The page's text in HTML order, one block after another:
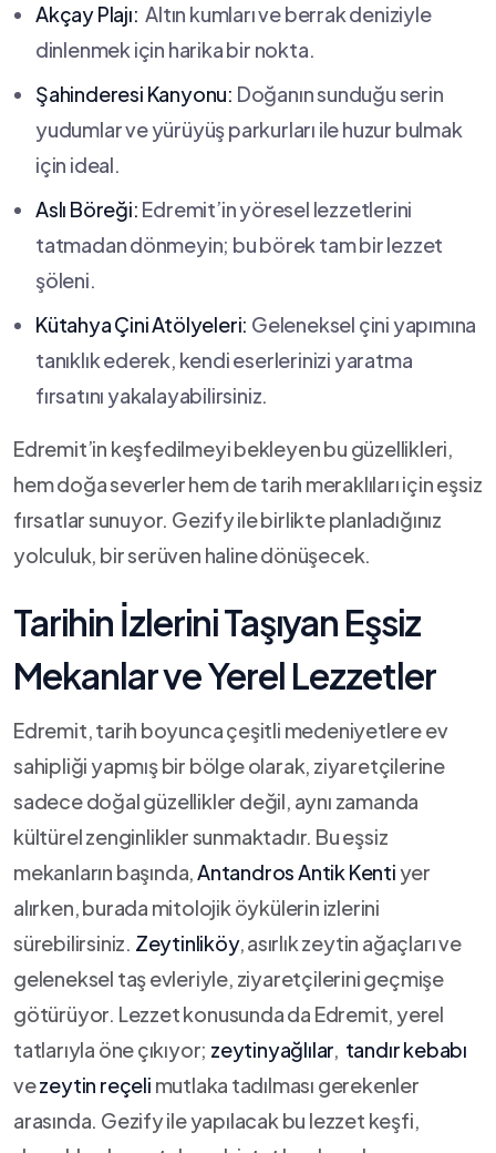
Akçay Plajı: ‌ Altın kumları ve berrak deniziyle
⁤dinlenmek için harika bir nokta.
Şahinderesi Kanyonu: Doğanın sunduğu serin
yudumlar ve yürüyüş parkurları ile huzur bulmak ​
için ideal.
Aslı Böreği: Edremit’in‍ yöresel lezzetlerini
tatmadan ⁤dönmeyin; bu⁣ börek tam bir lezzet‍
şöleni.
Kütahya Çini Atölyeleri: Geleneksel çini yapımına
tanıklık ederek, kendi‌ eserlerinizi yaratma
fırsatını yakalayabilirsiniz.
Edremit’in keşfedilmeyi ⁢bekleyen bu güzellikleri,
hem doğa severler hem de tarih meraklıları için eşsiz⁣
fırsatlar⁤ sunuyor. Gezify ⁤ile ⁢birlikte planladığınız
yolculuk, bir serüven haline dönüşecek.
Tarihin İzlerini Taşıyan Eşsiz
Mekanlar ⁤ve Yerel Lezzetler
Edremit, tarih ⁣boyunca ‍çeşitli medeniyetlere ev
sahipliği yapmış bir ‍bölge olarak, ziyaretçilerine‌
sadece doğal güzellikler ‌değil, aynı‍ zamanda
kültürel zenginlikler‍ sunmaktadır. Bu eşsiz⁢
mekanların başında,Antandros Antik Kentiyer⁤
alırken, burada ⁢mitolojik öykülerin izlerini
sürebilirsiniz. Zeytinliköy, ⁢asırlık ​zeytin ağaçları ve
geleneksel taş⁣ evleriyle, ziyaretçilerini​ geçmişe‌
götürüyor. Lezzet konusunda da Edremit, yerel
tatlarıyla öne⁣ çıkıyor; zeytinyağlılar, ‌ tandır kebabı
vezeytin reçeli mutlaka ⁣tadılması gerekenler
arasında. Gezify ⁣ile yapılacak bu lezzet keşfi,